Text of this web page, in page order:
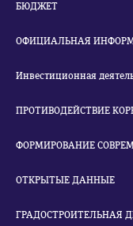
БЮДЖЕТ
ОФИЦИАЛЬНАЯ
Инвестиционная
ПРОТИВОДЕЙСТВИЕ
ФОРМИРОВАНИЕ
ОТКРЫТЫЕ ДАННЫЕ
ГРАДОСТРОИТЕЛЬНАЯ